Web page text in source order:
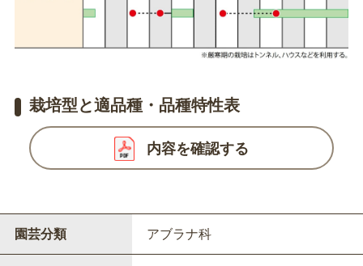
栽培型と適品種・品種特性表
内容を確認する
園芸分類 アブラナ科